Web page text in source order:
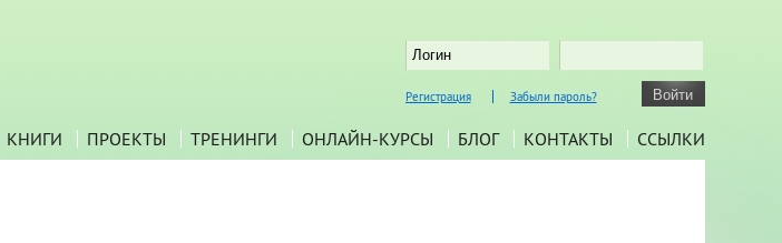
Регистрация Забыли пароль?
КНИГИ ПРОЕКТЫ ТРЕНИНГИ ОНЛАЙН-КУРСЫ БЛОГ КОНТАКТЫ ССЫЛКИ